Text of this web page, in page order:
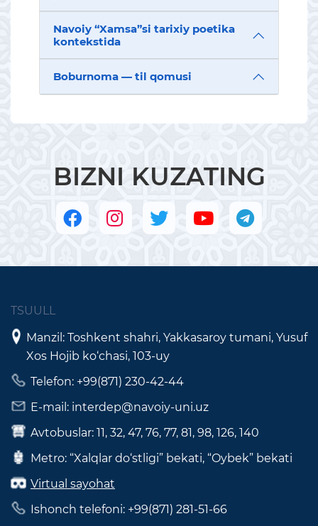
Navoiy “Xamsa”si tarixiy poetika
kontekstida
Boburnoma — til qomusi
BIZNI KUZATING
TSUULL
Manzil: Toshkent shahri, Yakkasaroy tumani, Yusuf
Xos Hojib ko‘chasi, 103-uy
Telefon: +99(871) 230-42-44
E-mail: interdep@navoiy-uni.uz
Avtobuslar: 11, 32, 47, 76, 77, 81, 98, 126, 140
Metro: “Xalqlar do‘stligi” bekati, “Oybek” bekati
Virtual sayohat
Ishonch telefoni: +99(871) 281-51-66